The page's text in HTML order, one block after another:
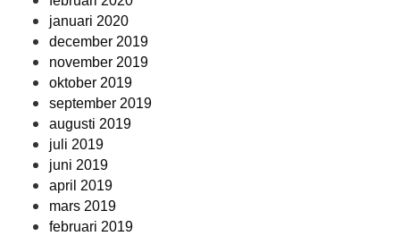
januari 2020
december 2019
november 2019
oktober 2019
september 2019
augusti 2019
juli 2019
juni 2019
april 2019
mars 2019
februari 2019